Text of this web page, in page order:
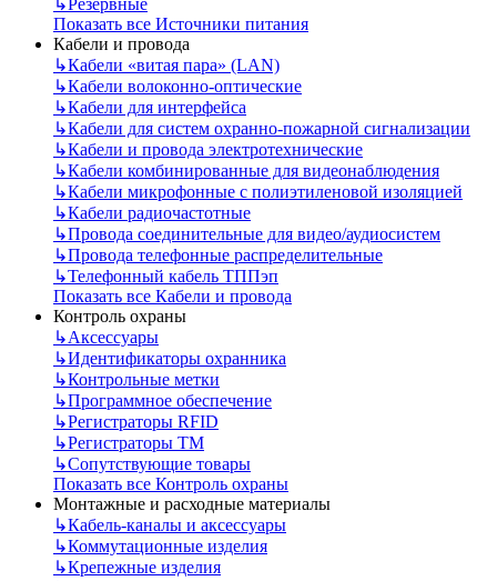
↳Резервные
Показать все Источники питания
Кабели и провода
↳Кабели «витая пара» (LAN)
↳Кабели волоконно-оптические
↳Кабели для интерфейса
↳Кабели для систем охранно-пожарной сигнализации
↳Кабели и провода электротехнические
↳Кабели комбинированные для видеонаблюдения
↳Кабели микрофонные с полиэтиленовой изоляцией
↳Кабели радиочастотные
↳Провода соединительные для видео/аудиосистем
↳Провода телефонные распределительные
↳Телефонный кабель ТППэп
Показать все Кабели и провода
Контроль охраны
↳Аксессуары
↳Идентификаторы охранника
↳Контрольные метки
↳Программное обеспечение
↳Регистраторы RFID
↳Регистраторы ТМ
↳Сопутствующие товары
Показать все Контроль охраны
Монтажные и расходные материалы
↳Кабель-каналы и аксессуары
↳Коммутационные изделия
↳Крепежные изделия